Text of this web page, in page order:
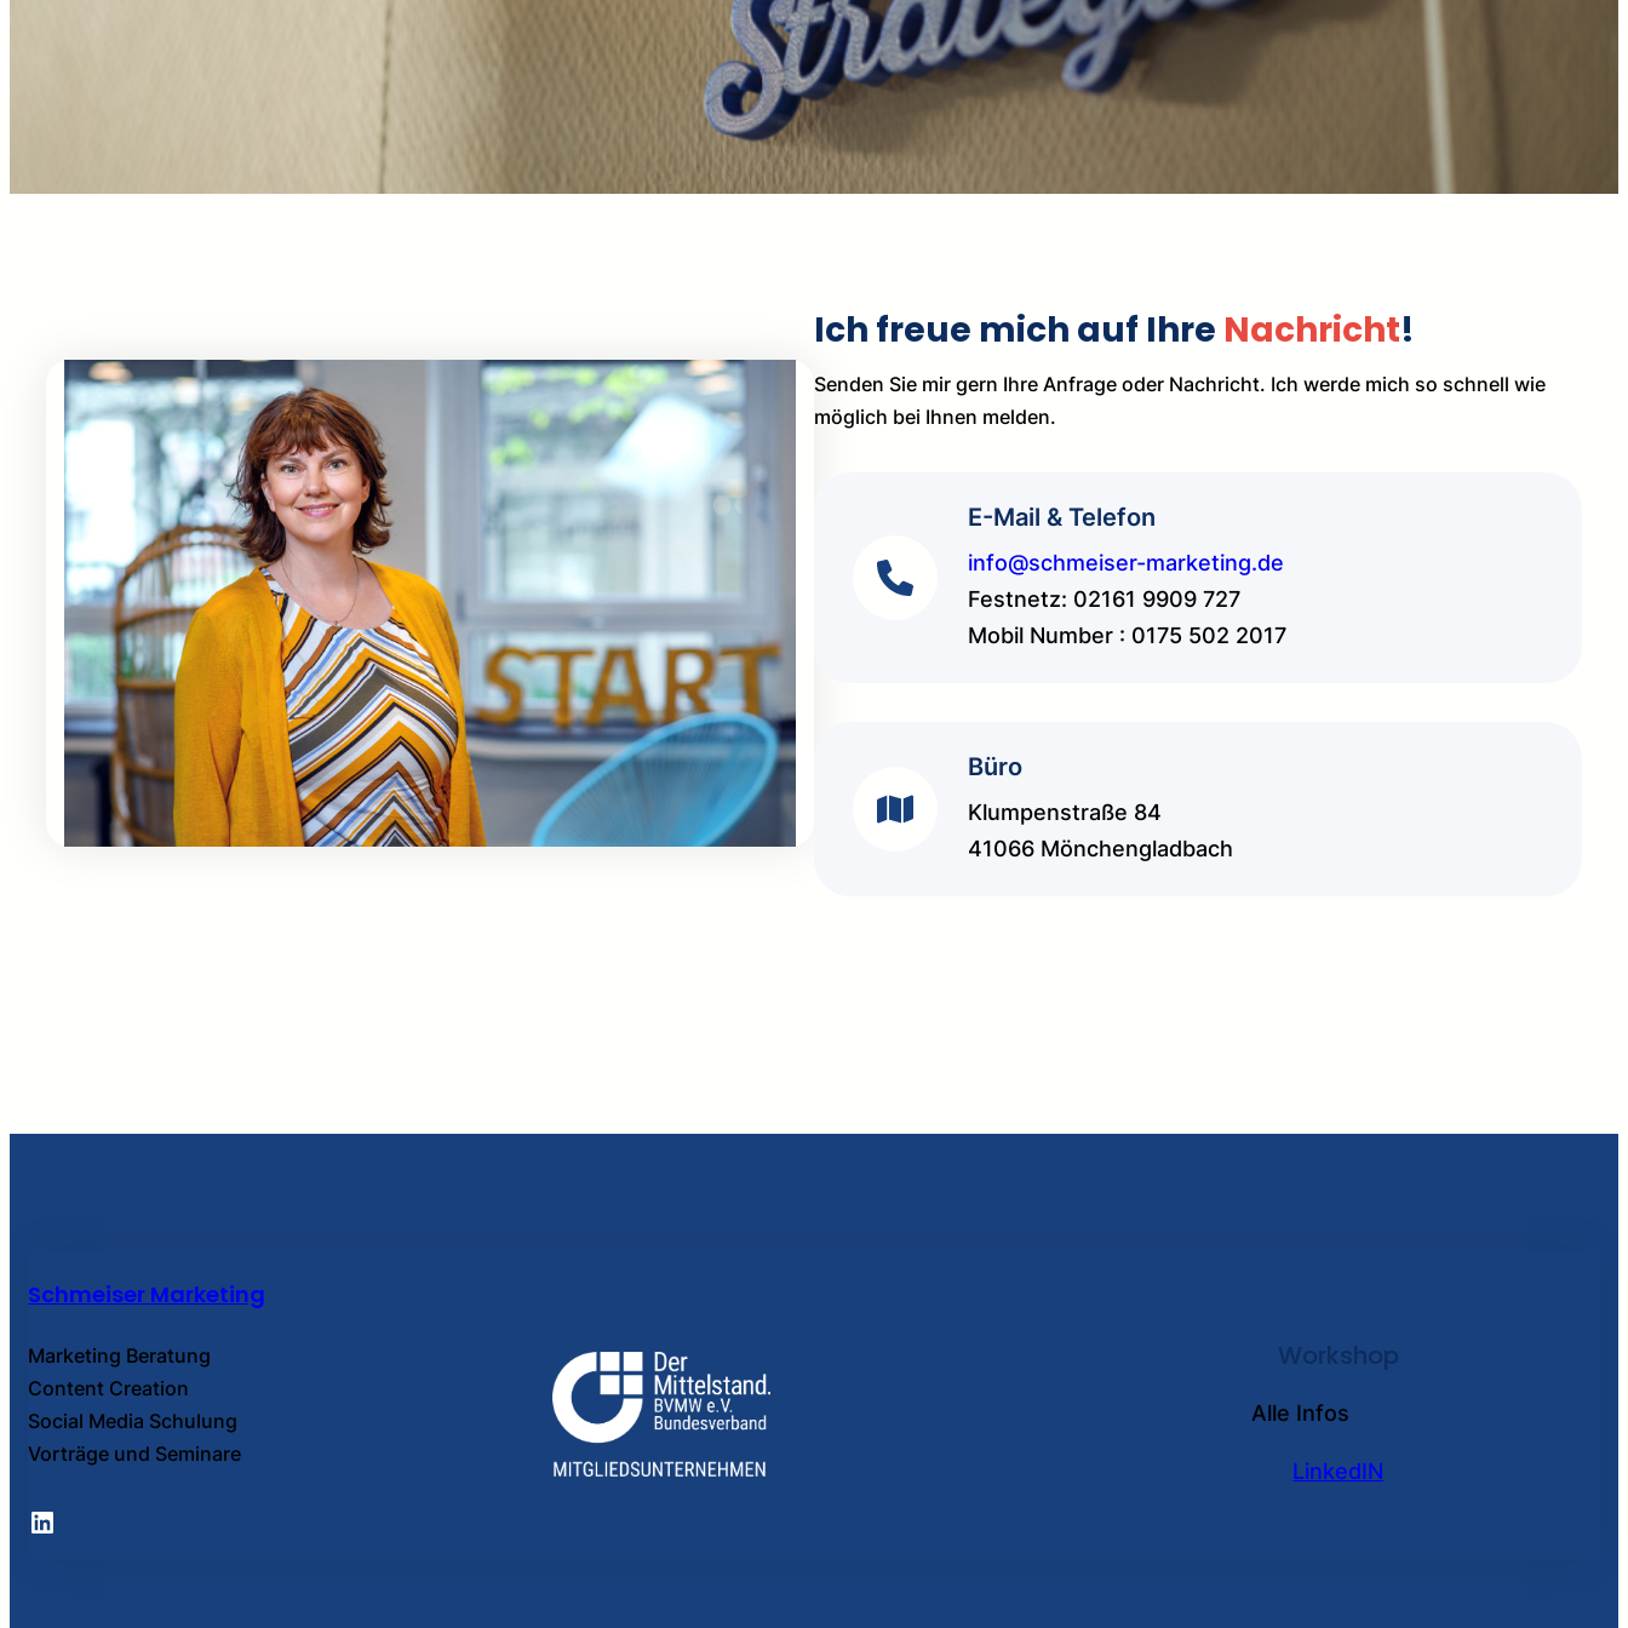
Ich freue mich auf Ihre Nachricht!
Senden Sie mir gern Ihre Anfrage oder Nachricht. Ich werde mich so schnell wie
möglich bei Ihnen melden.
E-Mail & Telefon
info@schmeiser-marketing.de
Festnetz: 02161 9909 727
Mobil Number : 0175 502 2017
Büro
Klumpenstraße 84
41066 Mönchengladbach
Schmeiser Marketing
Marketing Beratung
Content Creation
Social Media Schulung
Vorträge und Seminare
LinkedIn
Workshop
Alle Infos
LinkedIN